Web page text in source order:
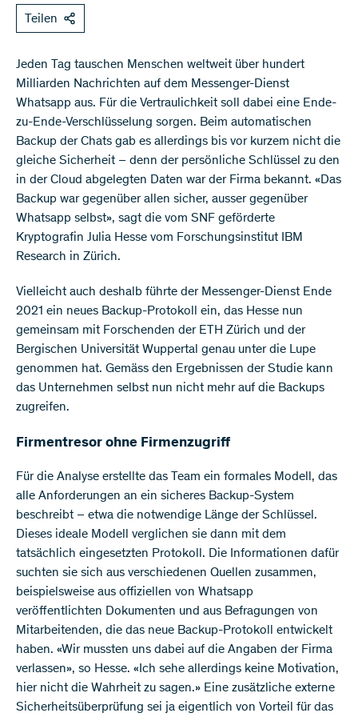
Teilen
Jeden Tag tauschen Menschen weltweit über hundert
Milliarden Nachrichten auf dem Messenger-Dienst
Whatsapp aus. Für die Vertraulichkeit soll dabei eine Ende-
zu-Ende-Verschlüsselung sorgen. Beim automatischen
Backup der Chats gab es allerdings bis vor kurzem nicht die
gleiche Sicherheit – denn der persönliche Schlüssel zu den
in der Cloud abgelegten Daten war der Firma bekannt. «Das
Backup war gegenüber allen sicher, ausser gegenüber
Whatsapp selbst», sagt die vom SNF geförderte
Kryptografin Julia Hesse vom Forschungsinstitut IBM
Research in Zürich.
Vielleicht auch deshalb führte der Messenger-Dienst Ende
2021 ein neues Backup-Protokoll ein, das Hesse nun
gemeinsam mit Forschenden der ETH Zürich und der
Bergischen Universität Wuppertal genau unter die Lupe
genommen hat. Gemäss den Ergebnissen der Studie kann
das Unternehmen selbst nun nicht mehr auf die Backups
zugreifen.
Firmentresor ohne Firmenzugriff
Für die Analyse erstellte das Team ein formales Modell, das
alle Anforderungen an ein sicheres Backup-System
beschreibt – etwa die notwendige Länge der Schlüssel.
Dieses ideale Modell verglichen sie dann mit dem
tatsächlich eingesetzten Protokoll. Die Informationen dafür
suchten sie sich aus verschiedenen Quellen zusammen,
beispielsweise aus offiziellen von Whatsapp
veröffentlichten Dokumenten und aus Befragungen von
Mitarbeitenden, die das neue Backup-Protokoll entwickelt
haben. «Wir mussten uns dabei auf die Angaben der Firma
verlassen», so Hesse. «Ich sehe allerdings keine Motivation,
hier nicht die Wahrheit zu sagen.» Eine zusätzliche externe
Sicherheitsüberprüfung sei ja eigentlich von Vorteil für das